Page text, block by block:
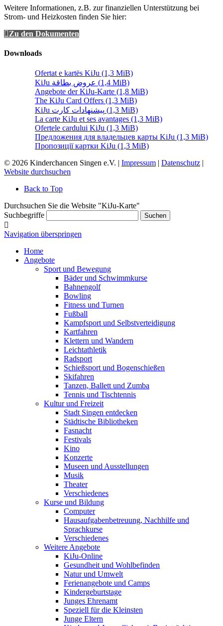
Weitere Informationen, z.B. zur finanziellen Unterstützung bei
Strom- und Heizkosten finden Sie hier:
Zu den Dokumenten
Downloads
Ofertat e kartës KiJu (1,3 MiB)
(1,4 MiB)
Angebote der KiJu-Karte (1,8 MiB)
The KiJu Card Offers (1,3 MiB)
(1,3 MiB)
La carte KiJu et ses avantages (1,3 MiB)
Ofertele cardului KiJu (1,3 MiB)
Предложения для владельцев карты KiJu (1,3 MiB)
Пропозиції картки KiJu (1,3 MiB)
© 2026 Kinderchancen Singen e.V. | Impressum | Datenschutz |
Website durchsuchen
Back to Top
Durchsuchen Sie die Website "KiJu-Karte"
Suchbegriffe
Suchen
Navigation überspringen
Home
Angebote
Sport und Bewegung
Bäder und Schwimmkurse
Bahnengolf
Bowling
Fitness und Turnen
Fußball
Kampfsport und Selbstverteidigung
Kartfahren
Klettern und Wandern
Leichtathletik
Radsport
Schießsport und Bogenschießen
Skifahren
Tanzen, Ballett und Zumba
Tennis und Tischtennis
Kultur und Freizeit
Stadt Singen entdecken
Städtische Bibliotheken
Fasnacht
Festivals
Kino
Konzerte
Museen und Ausstellungen
Musik
Theater
Verschiedenes
Kurse und Bildung
Computer
Hausaufgabenbetreuung, Nachhilfe und
Sprachkurse
Verschiedenes
Weitere Angebote
KiJu-Online
Gesundheit und Wohlbefinden
Natur und Umwelt
Ferienangebote und Camps
Kindergeburtstage
Junges Ehrenamt
Speziell für die Kleinsten
Junge Eltern